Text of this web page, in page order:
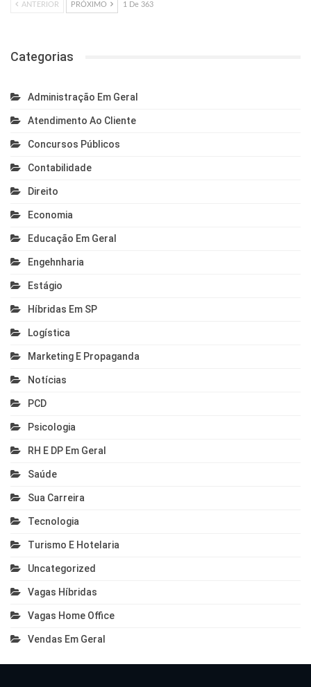
ANTERIOR PRÓXIMO 1 De 363
Categorias
Administração Em Geral
Atendimento Ao Cliente
Concursos Públicos
Contabilidade
Direito
Economia
Educação Em Geral
Engehnharia
Estágio
Híbridas Em SP
Logística
Marketing E Propaganda
Notícias
PCD
Psicologia
RH E DP Em Geral
Saúde
Sua Carreira
Tecnologia
Turismo E Hotelaria
Uncategorized
Vagas Híbridas
Vagas Home Office
Vendas Em Geral